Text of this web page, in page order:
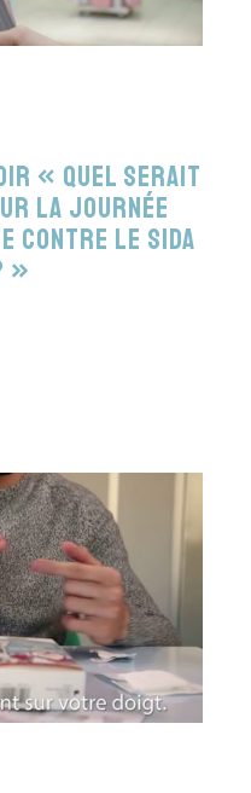
« Quel serait
la Journée
contre le Sida
»